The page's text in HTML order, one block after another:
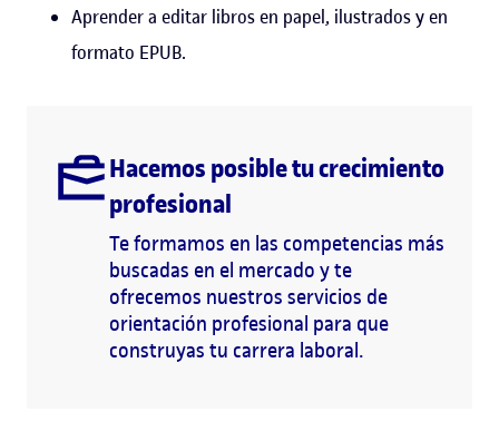
Aprender a editar libros en papel, ilustrados y en
formato EPUB.
Hacemos posible tu crecimiento
profesional
Te formamos en las competencias más
buscadas en el mercado y te
ofrecemos nuestros servicios de
orientación profesional para que
construyas tu carrera laboral.